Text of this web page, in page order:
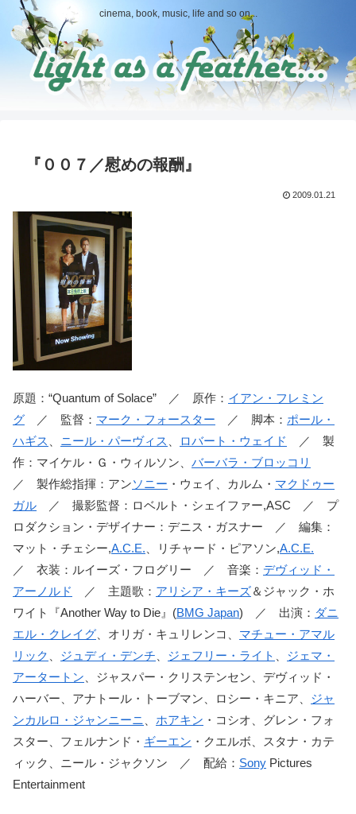
cinema, book, music, life and so on...
『００７／慰めの報酬』
2009.01.21
原題：“Quantum of Solace” ／ 原作： イアン・フレミン
グ ／ 監督： マーク・フォースター ／ 脚本： ポール・
ハギス
ニール・パーヴィス ロバート・ウェイド
／ 製
作：マイケル・Ｇ・ウィルソン、 バーバラ・ブロッコリ
／ 製作総指揮：アンソニー ・ウェイ、カルム・ マクドゥー
ガル ／ 撮影監督：ロベルト・シェイファー,ASC ／ プ
ロダクション・デザイナー：デニス・ガスナー ／ 編集：
マット・チェシー,A.C.E. 、リチャード・ピアソン,A.C.E.
／ 衣装：ルイーズ・フログリー ／ 音楽： デヴィッド・
アーノルド
／ 主題歌： アリシア・キーズ＆ジャック・ホ
ワイト『Another Way to Die』(BMG Japan) ／ 出演： ダニ
エル・クレイグ 、オリガ・キュリレンコ、 マチュー・アマル
リック
ジュディ・デンチ ジェフリー・ライト
ジェマ・
アータートン 、ジャスパー・クリステンセン、デヴィッド・
ハーバー、アナトール・トーブマン、ロシー・キニア、 ジャ
ンカルロ・ジャンニーニ
ホアキン ・コシオ、グレン・フォ
スター、フェルナンド・ ギーエン ・クエルボ、スタナ・カテ
ィック、ニール・ジャクソン ／ 配給： Sony Pictures
Entertainment